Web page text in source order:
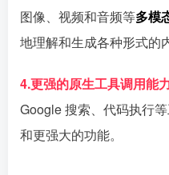
图像、视频和音频等多模
地理解和生成各种形式的
4.更强的原生工具调用能
Google 搜索、代码执行
和更强大的功能。